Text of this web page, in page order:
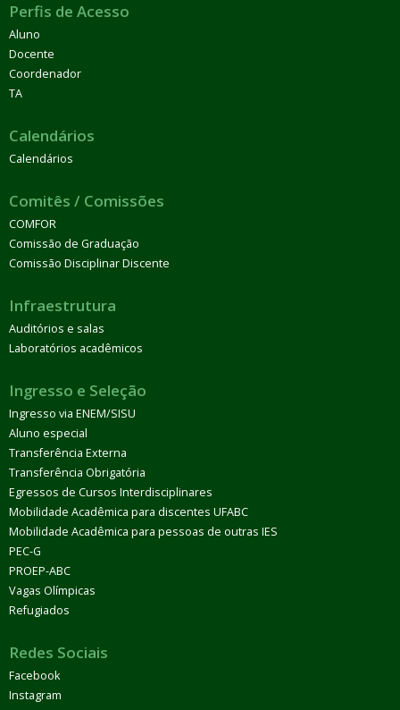
Perfis de Acesso
Aluno
Docente
Coordenador
TA
Calendários
Calendários
Comitês / Comissões
COMFOR
Comissão de Graduação
Comissão Disciplinar Discente
Infraestrutura
Auditórios e salas
Laboratórios acadêmicos
Ingresso e Seleção
Ingresso via ENEM/SISU
Aluno especial
Transferência Externa
Transferência Obrigatória
Egressos de Cursos Interdisciplinares
Mobilidade Acadêmica para discentes UFABC
Mobilidade Acadêmica para pessoas de outras IES
PEC-G
PROEP-ABC
Vagas Olímpicas
Refugiados
Redes Sociais
Facebook
Instagram